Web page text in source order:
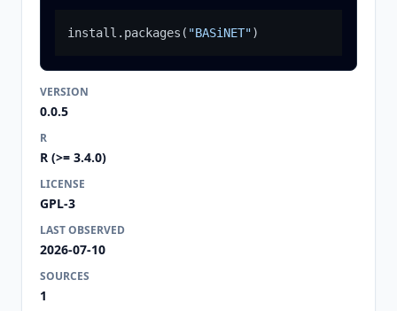
install.packages ( "BASiNET")
VERSION
0.0.5
R
R (>= 3.4.0)
LICENSE
GPL-3
LAST OBSERVED
2026-07-10
SOURCES
1